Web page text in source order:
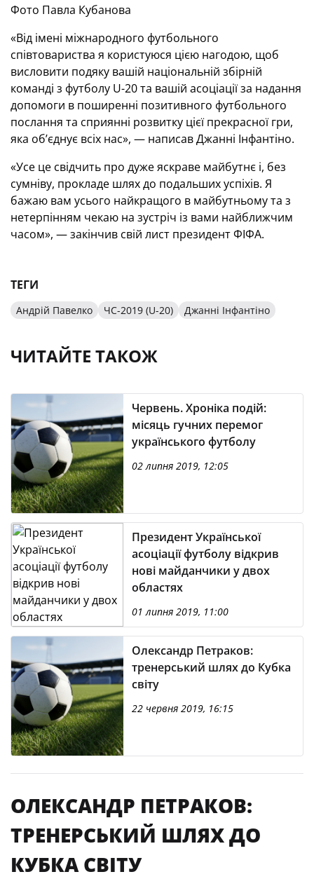
Фото Павла Кубанова
«Від імені міжнародного футбольного
співтовариства я користуюся цією нагодою, щоб
висловити подяку вашій національній збірній
команді з футболу U-20 та вашій асоціації за надання
допомоги в поширенні позитивного футбольного
послання та сприянні розвитку цієї прекрасної гри,
яка об’єднує всіх нас», — написав Джанні Інфантіно.
«Усе це свідчить про дуже яскраве майбутнє і, без
сумніву, прокладе шлях до подальших успіхів. Я
бажаю вам усього найкращого в майбутньому та з
нетерпінням чекаю на зустріч із вами найближчим
часом», — закінчив свій лист президент ФІФА.
ТЕГИ
Андрій Павелко ЧС-2019 (U-20) Джанні Інфантіно
ЧИТАЙТЕ ТАКОЖ
Червень. Хроніка подій:
місяць гучних перемог
українського футболу
02 липня 2019, 12:05
Президент Української
асоціації футболу відкрив
нові майданчики у двох
областях
01 липня 2019, 11:00
Олександр Петраков:
тренерський шлях до Кубка
світу
22 червня 2019, 16:15
ОЛЕКСАНДР ПЕТРАКОВ:
ТРЕНЕРСЬКИЙ ШЛЯХ ДО
КУБКА СВІТУ